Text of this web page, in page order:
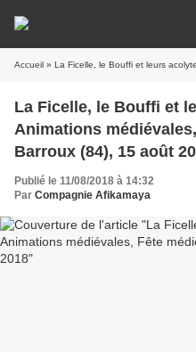
Accueil » La Ficelle, le Bouffi et leurs acolytes,
La Ficelle, le Bouffi et
Animations
Barroux (84), 15 août
Publié le 11/08/2018 à 14:32
Par Compagnie Afikamaya